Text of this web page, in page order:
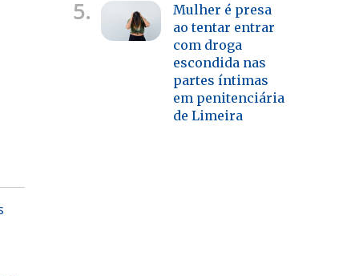
5.
Mulher é presa
ao tentar entrar
com droga
escondida nas
partes íntimas
em penitenciária
de Limeira